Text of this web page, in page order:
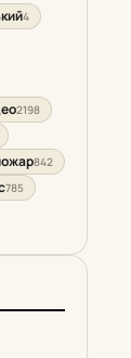
4
2198
842
785